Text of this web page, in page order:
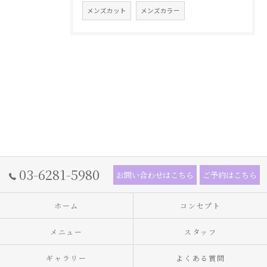
メンズカット メンズカラー
03-6281-5980 お問い合わせはこちら ご予約はこちら
ホーム コンセプト
メニュー スタッフ
ギャラリー よくある質問